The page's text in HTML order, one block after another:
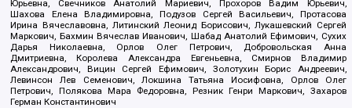
Юрьевна, Свечников Анатолий Мариевич, Прохоров Вадим Юрьевич,
Шахова Елена Владимировна, Подузов Сергей Васильевич, Протасова
Ирина Вячеславовна, Литинский Леонид Борисович, Лукашевский Сергей
Маркович, Бахмин Вячеслав Иванович, Шабад Анатолий Ефимович, Сухих
Дарья Николаевна, Орлов Олег Петрович, Добровольская Анна
Дмитриевна, Королева Александра Евгеньевна, Смирнов Владимир
Александрович, Вицин Сергей Ефимович, Золотухин Борис Андреевич,
Левинсон Лев Семенович, Локшина Татьяна Иосифовна, Орлов Олег
Петрович, Полякова Мара Федоровна, Резник Генри Маркович, Захаров
Герман Константинович